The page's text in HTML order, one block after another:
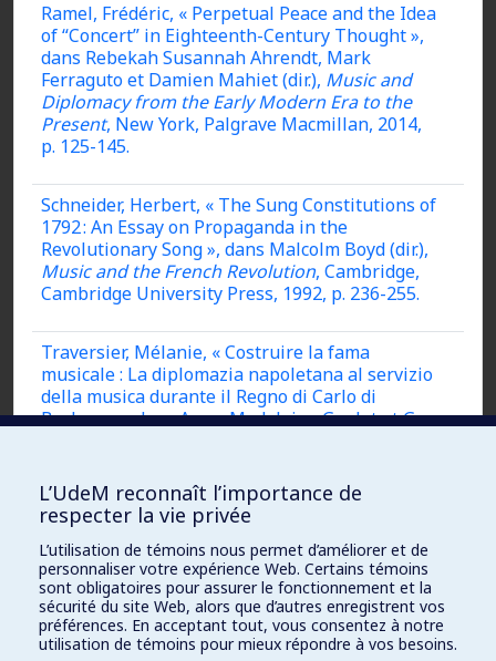
Ramel, Frédéric, « Perpetual Peace and the Idea
of “Concert” in Eighteenth-Century Thought »,
dans Rebekah Susannah Ahrendt, Mark
Ferraguto et Damien Mahiet (dir.), Music and
Diplomacy from the Early Modern Era to the
Present, New York, Palgrave Macmillan, 2014,
p. 125-145.
Schneider, Herbert, « The Sung Constitutions of
1792 : An Essay on Propaganda in the
Revolutionary Song », dans Malcolm Boyd (dir.),
Music and the French Revolution, Cambridge,
Cambridge University Press, 1992, p. 236-255.
Traversier, Mélanie, « Costruire la fama
musicale : La diplomazia napoletana al servizio
della musica durante il Regno di Carlo di
Borbone », dans Anne-Madeleine Goulet et Gesa
Bärenreiter, 2015, p. 171-189.
Welch, Ellen R., « Constructing Universality in
Early Modern French Treatises on Music and
Dance », dans Rebekah Susannah Ahrendt, Mark
Ferraguto et Damien Mahiet (dir.), Music and
Diplomacy from the Early Modern Era to the
Present, New York, Palgrave Macmillan, 2014,
L’UdeM reconnaît l’importance de
respecter la vie privée
L’utilisation de témoins nous permet d’améliorer et de
personnaliser votre expérience Web. Certains témoins
sont obligatoires pour assurer le fonctionnement et la
sécurité du site Web, alors que d’autres enregistrent vos
préférences. En acceptant tout, vous consentez à notre
utilisation de témoins pour mieux répondre à vos besoins.